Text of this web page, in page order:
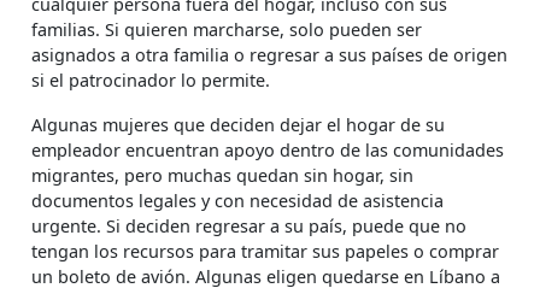
familias. Si quieren marcharse, solo pueden ser
asignados a otra familia o regresar a sus países de origen
si el patrocinador lo permite.
Algunas mujeres que deciden dejar el hogar de su
empleador encuentran apoyo dentro de las comunidades
migrantes, pero muchas quedan sin hogar, sin
documentos legales y con necesidad de asistencia
urgente. Si deciden regresar a su país, puede que no
tengan los recursos para tramitar sus papeles o comprar
un boleto de avión. Algunas eligen quedarse en Líbano a